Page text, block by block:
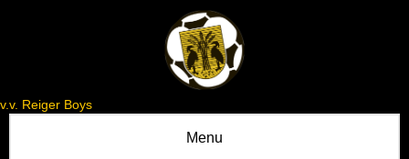
v.v. Reiger Boys
Menu